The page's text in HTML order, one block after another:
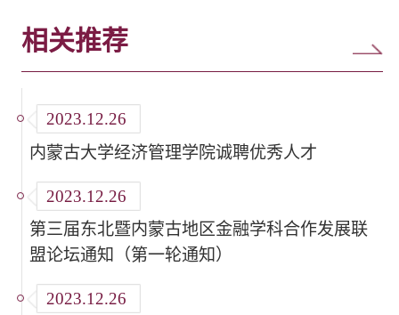
相关推荐
2023.12.26
内蒙古大学经济管理学院诚聘优秀人才
2023.12.26
第三届东北暨内蒙古地区金融学科合作发展联
盟论坛通知（第一轮通知）
2023.12.26